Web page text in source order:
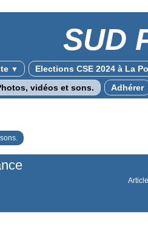
SUD
▼ Elections CSE 2024 à La
vidéos et sons. Adhérer